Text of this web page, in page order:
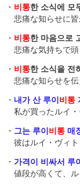
・ 비통한 소식에 모
悲痛な知らせに皆
・ 비통한 마음으로
悲痛な気持ちで頭
・ 비통한 소식을 전
悲痛な知らせを伝
・ 내가 산 루이 비통
私が買ったルイ
・ 그는 루이 비통 매
彼はルイ・ヴィト
・ 가격이 비싸서 루이
値段が高くて、